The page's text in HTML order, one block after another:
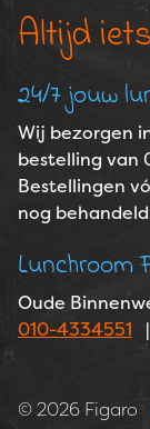
Altijd
24/7 jouw
Wij bezorgen
bestelling van
Bestellingen
nog
Lunchroom
Oude
010-4334551
|
© 2026 Figaro